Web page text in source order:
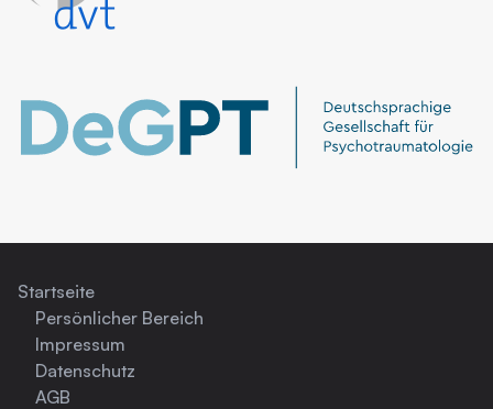
Startseite
Persönlicher Bereich
Impressum
Datenschutz
AGB